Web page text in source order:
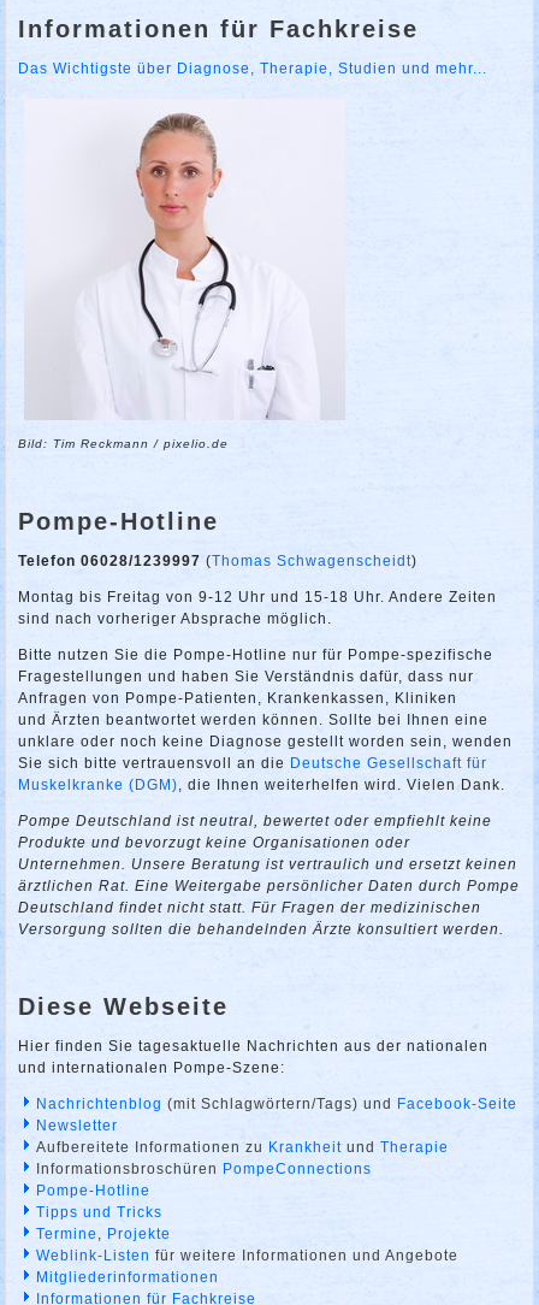
Informationen für Fachkreise
Das Wichtigste über Diagnose, Therapie, Studien und mehr...
Bild: Tim Reckmann / pixelio.de
Pompe-Hotline
Telefon 06028/1239997 (Thomas Schwagenscheidt)
Montag bis Freitag von 9-12 Uhr und 15-18 Uhr. Andere Zeiten
sind nach vorheriger Absprache möglich.
Bitte nutzen Sie die Pompe-Hotline nur für Pompe-spezifische
Fragestellungen und haben Sie Verständnis dafür, dass nur
Anfragen von Pompe-Patienten, Krankenkassen, Kliniken
und Ärzten beantwortet werden können. Sollte bei Ihnen eine
unklare oder noch keine Diagnose gestellt worden sein, wenden
Sie sich bitte vertrauensvoll an die Deutsche Gesellschaft für
Muskelkranke (DGM)
, die Ihnen weiterhelfen wird. Vielen Dank.
Pompe Deutschland ist neutral, bewertet oder empfiehlt keine
Produkte und bevorzugt keine Organisationen oder
Unternehmen. Unsere Beratung ist vertraulich und ersetzt keinen
ärztlichen Rat. Eine Weitergabe persönlicher Daten durch Pompe
Deutschland findet nicht statt. Für Fragen der medizinischen
Versorgung sollten die behandelnden Ärzte konsultiert werden.
Diese Webseite
Hier finden Sie tagesaktuelle Nachrichten aus der nationalen
und internationalen Pompe-Szene:
Nachrichtenblog (mit Schlagwörtern/Tags) und Facebook-Seite
Newsletter
Aufbereitete Informationen zu Krankheit undTherapie
Informationsbroschüren PompeConnections
Pompe-Hotline
Tipps und Tricks
Termine
Projekte
Weblink-Listen für weitere Informationen und Angebote
Mitgliederinformationen
Informationen für Fachkreise